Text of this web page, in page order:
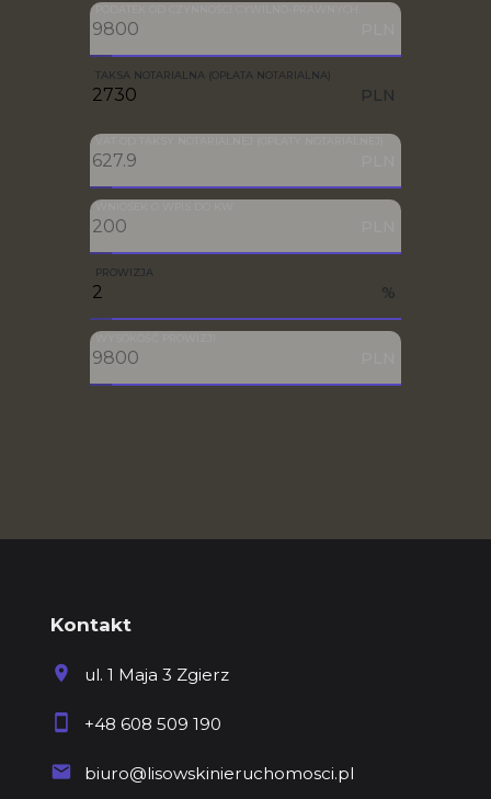
TAKSA NOTARIALNA (OPŁATA NOTARIALNA)
PLN
PROWIZJA
%
Kontakt
ul. 1 Maja 3 Zgierz
+48 608 509 190
biuro@lisowskinieruchomosci.pl